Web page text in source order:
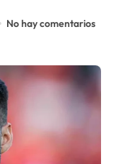
No hay comentarios